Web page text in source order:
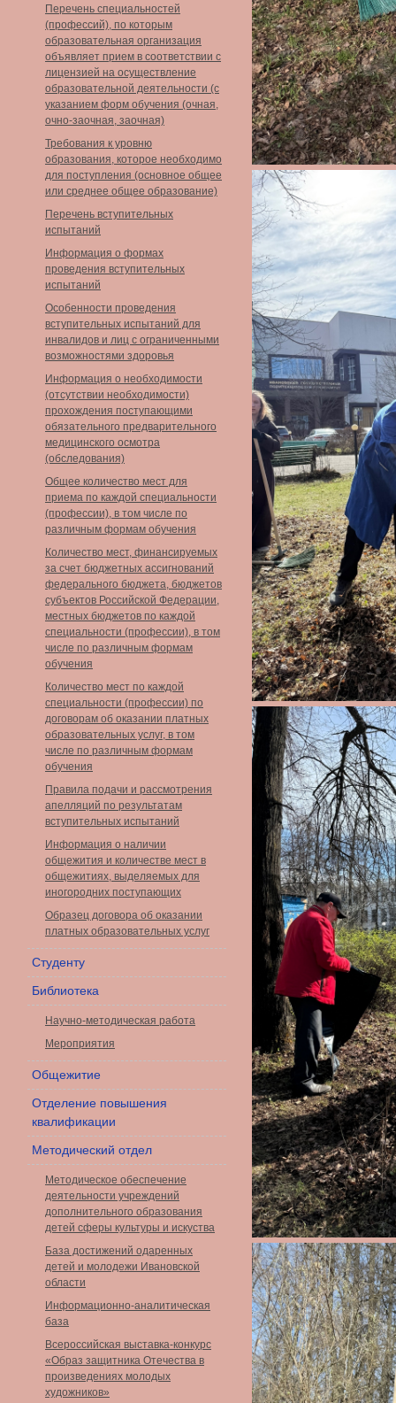
Перечень специальностей
(профессий), по которым
образовательная организация
объявляет прием в соответствии с
лицензией на осуществление
образовательной деятельности (с
указанием форм обучения (очная,
очно-заочная, заочная)
Требования к уровню
образования, которое необходимо
для поступления (основное общее
или среднее общее образование)
Перечень вступительных
испытаний
Информация о формах
проведения вступительных
испытаний
Особенности проведения
вступительных испытаний для
инвалидов и лиц с ограниченными
возможностями здоровья
Информация о необходимости
(отсутствии необходимости)
прохождения поступающими
обязательного предварительного
медицинского осмотра
(обследования)
Общее количество мест для
приема по каждой специальности
(профессии), в том числе по
различным формам обучения
Количество мест, финансируемых
за счет бюджетных ассигнований
федерального бюджета, бюджетов
субъектов Российской Федерации,
местных бюджетов по каждой
специальности (профессии), в том
числе по различным формам
обучения
Количество мест по каждой
специальности (профессии) по
договорам об оказании платных
образовательных услуг, в том
числе по различным формам
обучения
Правила подачи и рассмотрения
апелляций по результатам
вступительных испытаний
Информация о наличии
общежития и количестве мест в
общежитиях, выделяемых для
иногородних поступающих
Образец договора об оказании
платных образовательных услуг
Студенту
Библиотека
Научно-методическая работа
Мероприятия
Общежитие
Отделение повышения
квалификации
Методический отдел
Методическое обеспечение
деятельности учреждений
дополнительного образования
детей сферы культуры и искуства
База достижений одаренных
детей и молодежи Ивановской
области
Информационно-аналитическая
база
Всероссийская выставка-конкурс
«Образ защитника Отечества в
произведениях молодых
художников»